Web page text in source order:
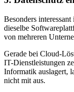
Besonders
dieselbe
von mehreren
Gerade bei Cloud-
IT-Dienstleistungen
Informatik auslagert,
nicht mit aus.